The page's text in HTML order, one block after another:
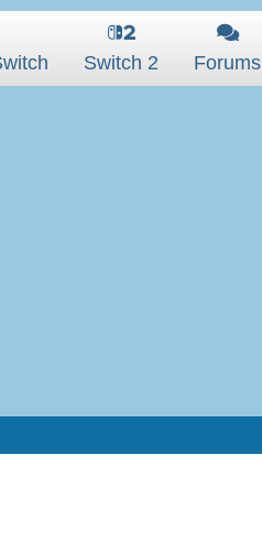
Switch 2 Forums